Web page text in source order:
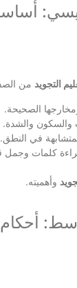
التجويد من
الصحيحة.
والسكون والشدة.
في النطق.
كلمات
وأهميته.
أحكام